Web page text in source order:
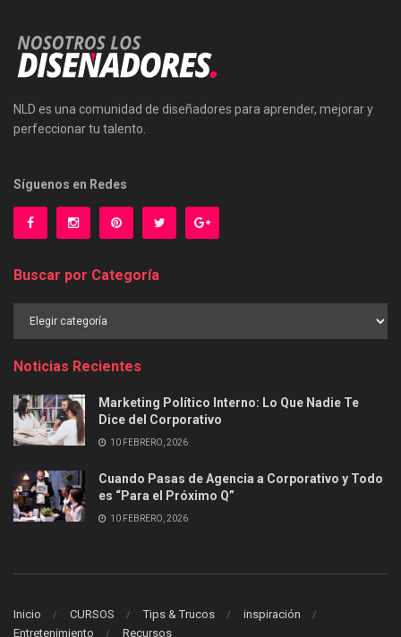
NLD es una comunidad de diseñadores para aprender, mejorar y
perfeccionar tu talento.
Síguenos en Redes
Buscar por Categoría
Noticias Recientes
Marketing Político Interno: Lo Que Nadie Te
Dice del Corporativo
10 FEBRERO, 2026
Cuando Pasas de Agencia a Corporativo y Todo
es “Para el Próximo Q”
10 FEBRERO, 2026
Inicio CURSOS Tips & Trucos
inspiración
Entretenimiento
Recursos